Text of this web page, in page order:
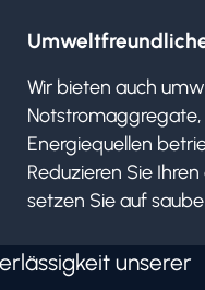
Wir bieten auch
Energiequellen
Reduzieren Sie
setzen Sie auf
unserer